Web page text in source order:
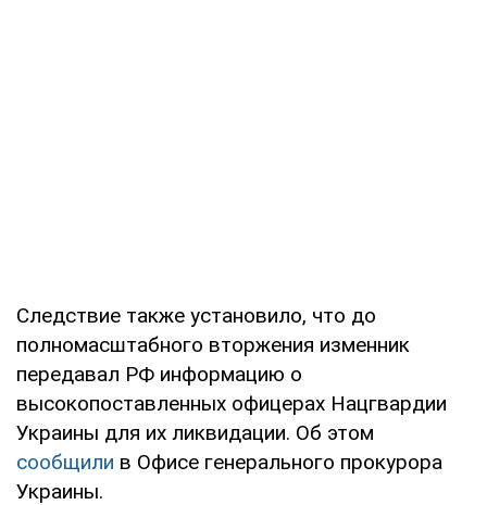
Следствие также установило, что до
полномасштабного вторжения изменник
передавал РФ информацию о
высокопоставленных офицерах Нацгвардии
Украины для их ликвидации. Об этом
сообщили в Офисе генерального прокурора
Украины.